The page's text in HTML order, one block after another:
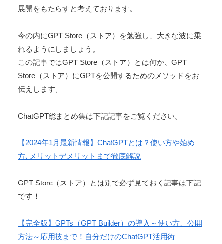
展開をもたらすと考えております。
今の内にGPT Store（ストア）を勉強し、大きな波に乗
れるようにしましょう。
この記事ではGPT Store（ストア）とは何か、GPT
Store（ストア）にGPTを公開するためのメソッドをお
伝えします。
ChatGPT総まとめ集は下記記事をご覧ください。
【2024年1月最新情報】ChatGPTとは？使い方や始め
方､メリットデメリットまで徹底解説
GPT Store（ストア）とは別で必ず見ておく記事は下記
です！
【完全版】GPTs（GPT Builder）の導入～使い方、公開
方法～応用技まで！自分だけのChatGPT活用術